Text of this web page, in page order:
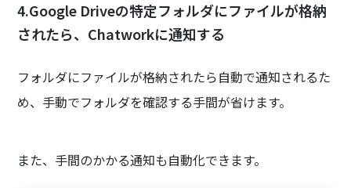
4.Google Driveの特定フォルダにファイルが格納
されたら、Chatworkに通知する
フォルダにファイルが格納されたら自動で通知されるた
め、手動でフォルダを確認する手間が省けます。
また、手間のかかる通知も自動化できます。